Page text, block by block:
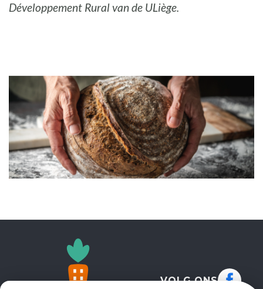
Développement Rural van de ULiège.
VOLG ONS